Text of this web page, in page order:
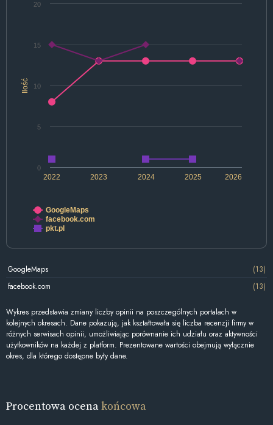
Ilość
2022 2024 2026
2023 2025
0
10
5
15
20
GoogleMaps
facebook.com
pkt.pl
GoogleMaps
(13)
facebook.com
(13)
Wykres przedstawia zmiany liczby opinii na poszczególnych portalach w
kolejnych okresach. Dane pokazują, jak kształtowała się liczba recenzji firmy w
różnych serwisach opinii, umożliwiając porównanie ich udziału oraz aktywności
użytkowników na każdej z platform. Prezentowane wartości obejmują wyłącznie
okres, dla którego dostępne były dane.
Procentowa ocenakońcowa